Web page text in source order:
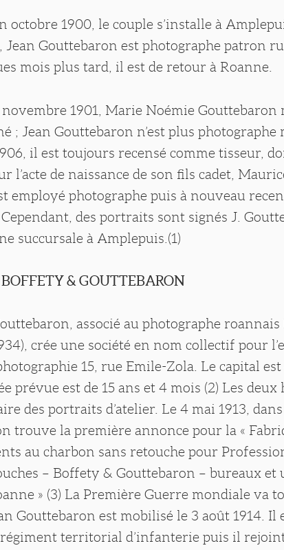
octobre 1900, le couple s’installe à
Jean Gouttebaron est photographe patron
mois plus tard, il est de retour à Roanne.
novembre 1901, Marie Noémie Gouttebaron
; Jean Gouttebaron n’est plus photographe
il est toujours recensé comme tisseur,
l’acte de naissance de son fils cadet,
employé photographe puis à nouveau
des portraits sont signés J.
succursale à Amplepuis.(1)
& GOUTTEBARON
associé au photographe roannais
crée une société en nom collectif pour
15, rue Emile-Zola. Le capital
prévue est de 15 ans et 4 mois (2) Les deux
des portraits d’atelier. Le 4 mai 1913, dans
trouve la première annonce pour la «
au charbon sans retouche pour
– Boffety & Gouttebaron – bureaux et
» (3) La Première Guerre mondiale va
Gouttebaron est mobilisé le 3 août 1914. Il
régiment territorial d’infanterie puis il